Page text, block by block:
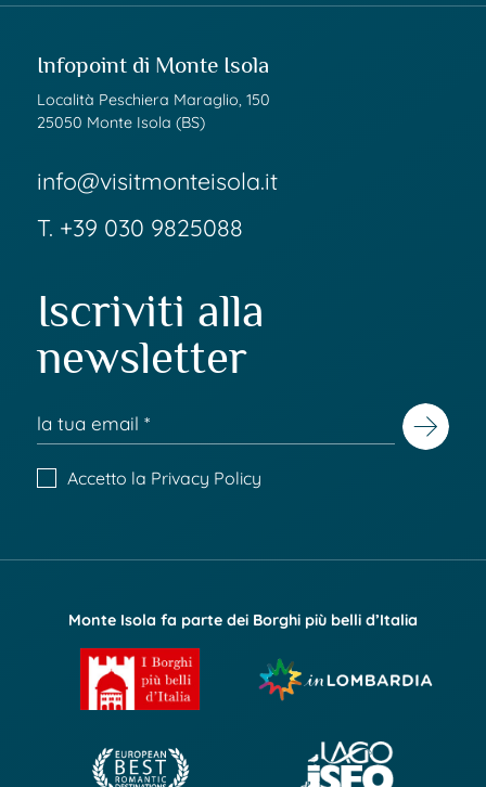
Infopoint di Monte Isola
Località Peschiera Maraglio, 150
25050 Monte Isola (BS)
info@visitmonteisola.it
T. +39 030 9825088
Iscriviti alla
newsletter
Accetto la Privacy Policy
Monte Isola fa parte dei Borghi più belli d’Italia